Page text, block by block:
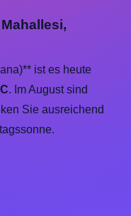
ist es heute
. Im August sind
Sie ausreichend